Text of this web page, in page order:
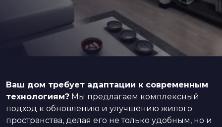
Ваш дом требует адаптации к современным
технологиям? Мы предлагаем комплексный
подход к обновлению и улучшению жилого
пространства, делая его не только удобным, но и